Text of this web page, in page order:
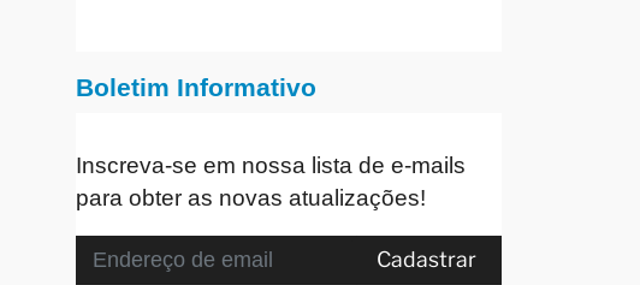
Boletim Informativo
Inscreva-se em nossa lista de e-mails
para obter as novas atualizações!
Cadastrar